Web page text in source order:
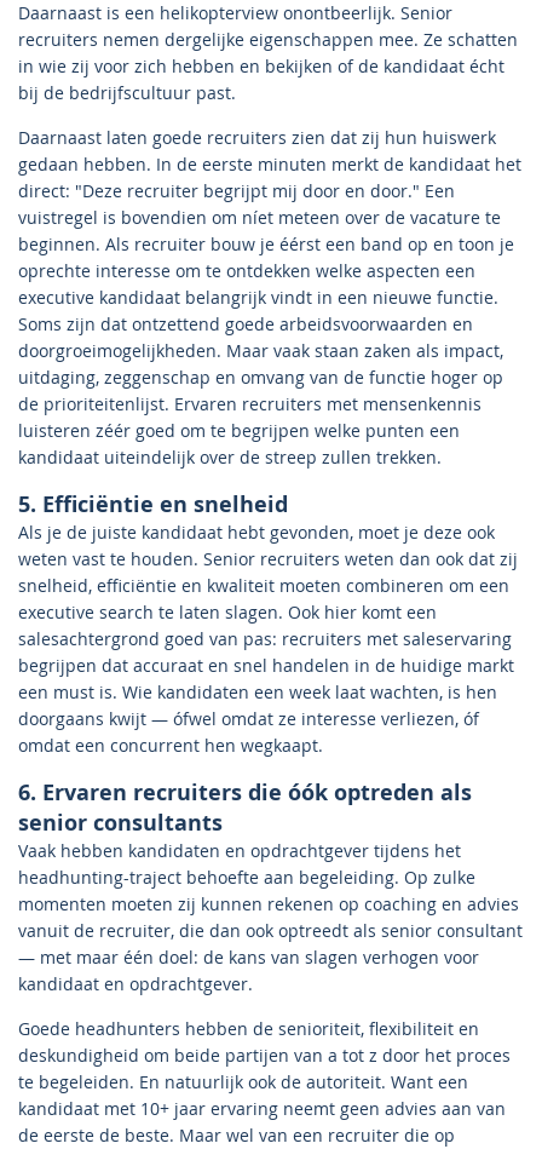
Daarnaast is een helikopterview onontbeerlijk. Senior
recruiters nemen dergelijke eigenschappen mee. Ze schatten
in wie zij voor zich hebben en bekijken of de kandidaat écht
bij de bedrijfscultuur past.
Daarnaast laten goede recruiters zien dat zij hun huiswerk
gedaan hebben. In de eerste minuten merkt de kandidaat het
direct: "Deze recruiter begrijpt mij door en door." Een
vuistregel is bovendien om níet meteen over de vacature te
beginnen. Als recruiter bouw je éérst een band op en toon je
oprechte interesse om te ontdekken welke aspecten een
executive kandidaat belangrijk vindt in een nieuwe functie.
Soms zijn dat ontzettend goede arbeidsvoorwaarden en
doorgroeimogelijkheden. Maar vaak staan zaken als impact,
uitdaging, zeggenschap en omvang van de functie hoger op
de prioriteitenlijst. Ervaren recruiters met mensenkennis
luisteren zéér goed om te begrijpen welke punten een
kandidaat uiteindelijk over de streep zullen trekken.
5. Efficiëntie en snelheid
Als je de juiste kandidaat hebt gevonden, moet je deze ook
weten vast te houden. Senior recruiters weten dan ook dat zij
snelheid, efficiëntie en kwaliteit moeten combineren om een
executive search te laten slagen. Ook hier komt een
salesachtergrond goed van pas: recruiters met saleservaring
begrijpen dat accuraat en snel handelen in de huidige markt
een must is. Wie kandidaten een week laat wachten, is hen
doorgaans kwijt — ófwel omdat ze interesse verliezen, óf
omdat een concurrent hen wegkaapt.
6. Ervaren recruiters die óók optreden als
senior consultants
Vaak hebben kandidaten en opdrachtgever tijdens het
headhunting-traject behoefte aan begeleiding. Op zulke
momenten moeten zij kunnen rekenen op coaching en advies
vanuit de recruiter, die dan ook optreedt als senior consultant
— met maar één doel: de kans van slagen verhogen voor
kandidaat en opdrachtgever.
Goede headhunters hebben de senioriteit, flexibiliteit en
deskundigheid om beide partijen van a tot z door het proces
te begeleiden. En natuurlijk ook de autoriteit. Want een
kandidaat met 10+ jaar ervaring neemt geen advies aan van
de eerste de beste. Maar wel van een recruiter die op